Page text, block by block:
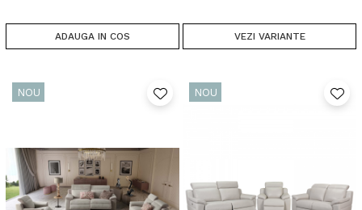
ADAUGA IN COS
ITALIAN
VEZI VARIANTE
NOU NOU